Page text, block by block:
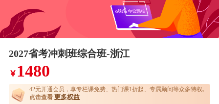
2027省考冲刺班综合班-浙江
￥1480
42元开通会员，享专栏课免费、热门课1折起、专属顾问等众多特权,
点击查看 更多权益